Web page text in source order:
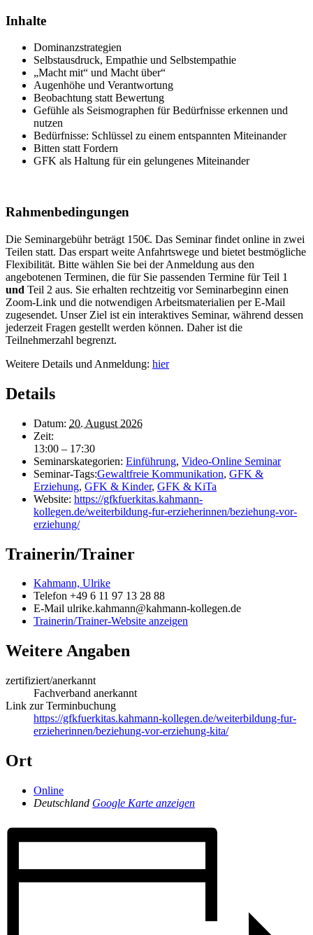
Inhalte
Dominanzstrategien
Selbstausdruck, Empathie und Selbstempathie
„Macht mit“ und Macht über“
Augenhöhe und Verantwortung
Beobachtung statt Bewertung
Gefühle als Seismographen für Bedürfnisse erkennen und
nutzen
Bedürfnisse: Schlüssel zu einem entspannten Miteinander
Bitten statt Fordern
GFK als Haltung für ein gelungenes Miteinander
Rahmenbedingungen
Die Seminargebühr beträgt 150€. Das Seminar findet online in zwei
Teilen statt. Das erspart weite Anfahrtswege und bietet bestmögliche
Flexibilität. Bitte wählen Sie bei der Anmeldung aus den
angebotenen Terminen, die für Sie passenden Termine für Teil 1
und Teil 2 aus. Sie erhalten rechtzeitig vor Seminarbeginn einen
Zoom-Link und die notwendigen Arbeitsmaterialien per E-Mail
zugesendet. Unser Ziel ist ein interaktives Seminar, während dessen
jederzeit Fragen gestellt werden können. Daher ist die
Teilnehmerzahl begrenzt.
Weitere Details und Anmeldung: hier
Details
Datum: 20. August 2026
Zeit:
13:00 – 17:30
Seminarskategorien: Einführung, Video-Online Seminar
Seminar-Tags:Gewaltfreie Kommunikation, GFK &
Erziehung, GFK & Kinder, GFK & KiTa
Website: https://gfkfuerkitas.kahmann-
kollegen.de/weiterbildung-fur-erzieherinnen/beziehung-vor-
erziehung/
Trainerin/Trainer
Kahmann, Ulrike
Telefon +49 6 11 97 13 28 88
E-Mail ulrike.kahmann@kahmann-kollegen.de
Trainerin/Trainer-Website anzeigen
Weitere Angaben
zertifiziert/anerkannt
Fachverband anerkannt
Link zur Terminbuchung
https://gfkfuerkitas.kahmann-kollegen.de/weiterbildung-fur-
erzieherinnen/beziehung-vor-erziehung-kita/
Ort
Online
Deutschland Google Karte anzeigen